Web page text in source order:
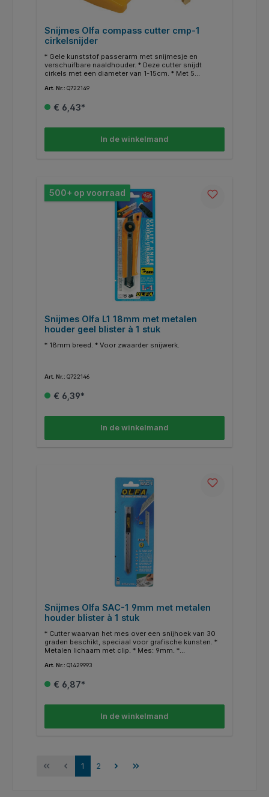
Snijmes Olfa compass cutter cmp-1
cirkelsnijder
* Gele kunststof passerarm met snijmesje en
verschuifbare naaldhouder. * Deze cutter snijdt
cirkels met een diameter van 1-15cm. * Met 5
Art. Nr.: Q722149
€ 6,43*
In de winkelmand
500+ op voorraad
Snijmes Olfa L1 18mm met metalen
houder geel blister à 1 stuk
* 18mm breed. * Voor zwaarder snijwerk.
Art. Nr.: Q722146
€ 6,39*
In de winkelmand
Snijmes Olfa SAC-1 9mm met metalen
houder blister à 1 stuk
* Cutter waarvan het mes over een snijhoek van 30
graden beschikt, speciaal voor grafische kunsten. *
Metalen lichaam met clip. * Mes: 9mm. *
Art. Nr.: Q1429993
€ 6,87*
In de winkelmand
1 2